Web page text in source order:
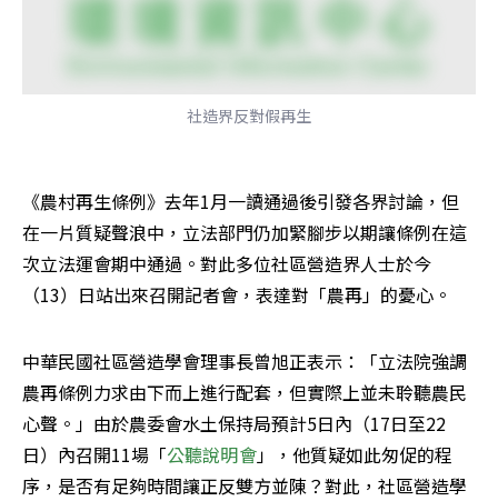
社造界反對假再生
《農村再生條例》去年1月一讀通過後引發各界討論，但
在一片質疑聲浪中，立法部門仍加緊腳步以期讓條例在這
次立法運會期中通過。對此多位社區營造界人士於今
（13）日站出來召開記者會，表達對「農再」的憂心。
中華民國社區營造學會理事長曾旭正表示：「立法院強調
農再條例力求由下而上進行配套，但實際上並未聆聽農民
心聲。」由於農委會水土保持局預計5日內（17日至22
日）內召開11場「公聽說明會」，他質疑如此匆促的程
序，是否有足夠時間讓正反雙方並陳？對此，社區營造學